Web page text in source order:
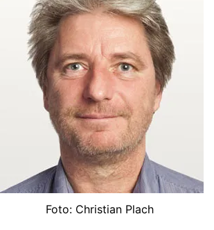
Foto: Christian Plach